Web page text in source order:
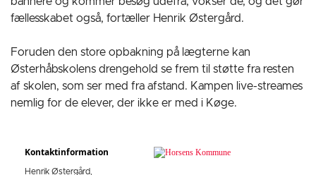
fællesskabet også, fortæller Henrik Østergård.
Foruden den store opbakning på lægterne kan
Østerhåbskolens drengehold se frem til støtte fra resten
af skolen, som ser med fra afstand. Kampen live-streames
nemlig for de elever, der ikke er med i Køge.
Kontaktinformation
Henrik Østergård,